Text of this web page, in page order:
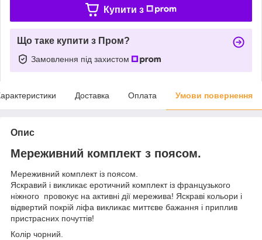
Купити з
Що таке купити з Пром?
Замовлення під захистом
Доставка Оплата Умови повернення
Опис
Мереживний комплект з поясом.
Мереживний комплект із поясом.
Яскравий і викликає еротичний комплект із французького
ніжного провокує на активні дії мережива! Яскраві кольори і
відвертий покрій ліфа викликає миттєве бажання і приплив
пристрасних почуттів!
Колір чорний.